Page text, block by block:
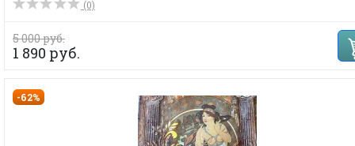
(0)
5 000 руб.
1 890 руб.
-62%